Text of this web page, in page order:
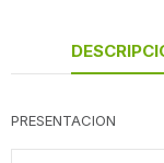
PRESENTACION